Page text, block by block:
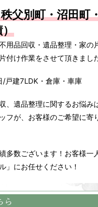
父別町・沼田町
用品回収・遺品整理・家
付け作業をさせて頂きまし
戸建7LDK・倉庫・車庫
、遺品整理に関するお悩み
フが、お客様のご希望に寄
多数ございます！お客様一
」にお任せください！